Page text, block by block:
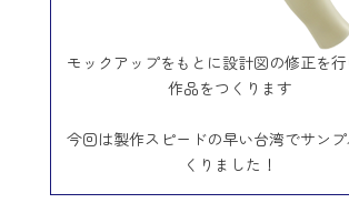
モックアップをもとに設計図の修正を
作品をつくります
今回は製作スピードの早い台湾でサン
くりました！